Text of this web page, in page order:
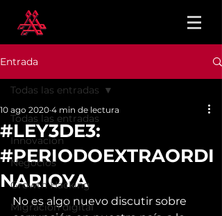
Entrada
Todas las entradas
Innovación
Negocios
Growth Hacking
Migración digital
Todas las entradas
#LEY3DE3:
#PERIODOEXTRAORDI
NARIOYA
10 ago 2020 4 min de lectura
No es algo nuevo discutir sobre